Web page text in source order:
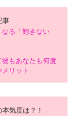
事
る「飽きない
もあなたも何度
リット
気度は？！